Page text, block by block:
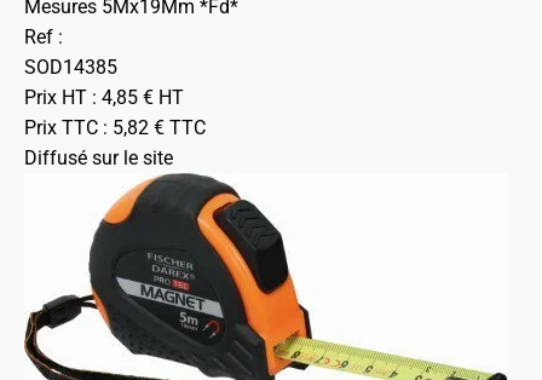
Mesures 5Mx19Mm *Fd*
Ref :
SOD14385
Prix HT : 4,85 € HT
Prix TTC : 5,82 € TTC
Diffusé sur le site